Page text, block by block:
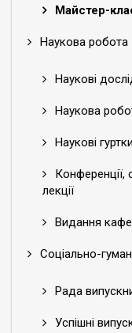
Майстер-
Наукова робота
Наукові
Наукова
Наукові
Конференції,
лекції
Видання
Соціально-
Рада
Успішні